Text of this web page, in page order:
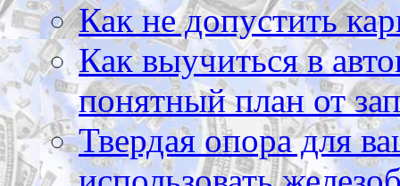
Как не допустить
Как выучиться в
понятный план от
Твердая опора для